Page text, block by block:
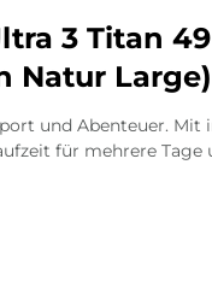
3 Titan
Natur
und Abenteuer. Mit
für mehrere